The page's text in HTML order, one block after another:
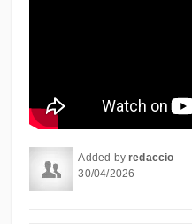
Added byredaccio
30/04/2026